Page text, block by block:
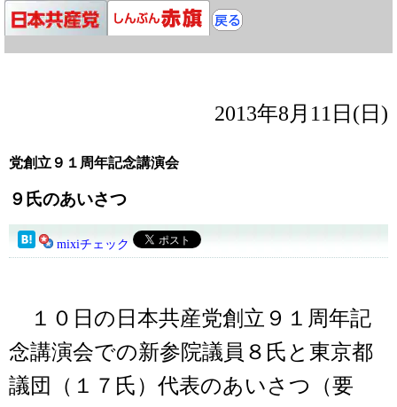
2013年8月11日(日)
党創立９１周年記念講演会
９氏のあいさつ
mixiチェック
１０日の日本共産党創立９１周年記
念講演会での新参院議員８氏と東京都
議団（１７氏）代表のあいさつ（要